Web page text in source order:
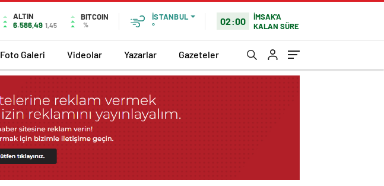
ALTIN
6.586,49 1,45
BITCOIN
%
İSTANBUL
°
02:00
İMSAK'A
KALAN SÜRE
Foto Galeri Videolar Yazarlar Gazeteler